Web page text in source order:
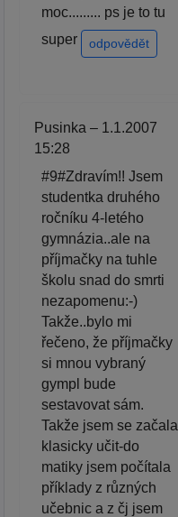
moc......... ps je to tu
super
odpovědět
Pusinka – 1.1.2007
15:28
#9#Zdravím!! Jsem
studentka druhého
ročníku 4-letého
gymnázia..ale na
příjmačky na tuhle
školu snad do smrti
nezapomenu:-)
Takže..bylo mi
řečeno, že příjmačky
si mnou vybraný
gympl bude
sestavovat sám.
Takže jsem se začala
klasicky učit-do
matiky jsem počítala
příklady z různých
učebnic a z čj jsem